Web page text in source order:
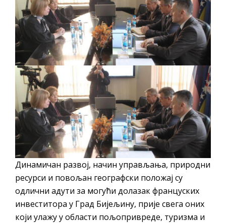
ПРЕЛИМИНАРНA РАНГ ЛИСТA
КАНДИДАТА КОЈИ СУ ОСТВАРИЛИ ПРАВО
НА ГРАДСКИ МЈЕСЕЧНИ БОРАЧКИ
ДОДАТАК ЗА ДЕМОБИЛИСАНЕ БОРЦЕ
ВОЈСКЕ РЕПУБЛИКЕ СРПСКЕ У СТАЊУ
СОЦИЈАЛНЕ ПОТРЕБЕ
Oд 27. јула пријем захтјева за новчану
помоћ за набавку школског прибора
основцима
Обрасци захтјева за регресирано
гориво доступни од 13. марта до 15.
новембра
Захтјев за издавање ПОНОСНЕ КАРТИЦЕ
Обавјештење о забрани саобраћаја 6. и
7. августа
Динамичан развој, начин управљања, природни
ресурси и повољан географски положај су
одлични адути за могући долазак француских
инвеститора у Град Бијељину, прије свега оних
који улажу у области пољопривреде, туризма и